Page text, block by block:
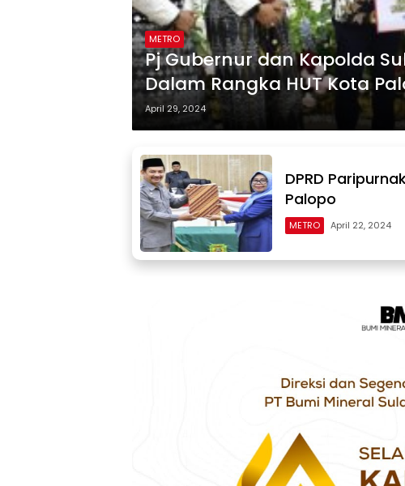
METRO
Pj Gubernur dan Kapolda
Dalam Rangka HUT Kota
April 29, 2024
DPRD
Palopo
METRO April 22, 2024